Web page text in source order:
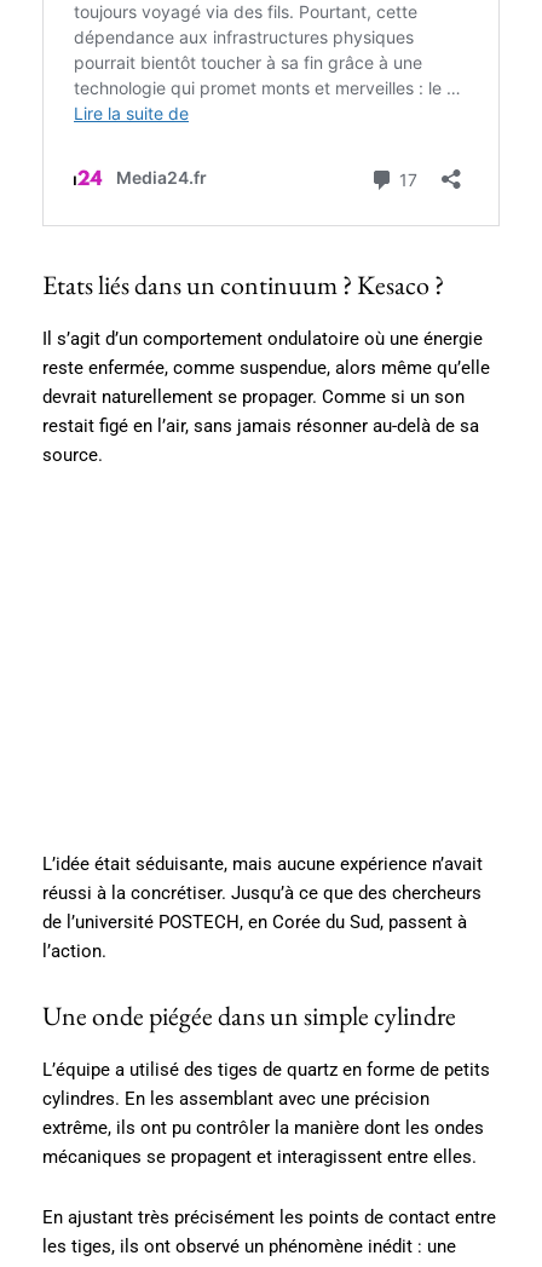
Etats liés dans un continuum ? Kesaco ?
Il s’agit d’un comportement ondulatoire où une énergie
reste enfermée, comme suspendue, alors même qu’elle
devrait naturellement se propager. Comme si un son
restait figé en l’air, sans jamais résonner au-delà de sa
source.
L’idée était séduisante, mais aucune expérience n’avait
réussi à la concrétiser. Jusqu’à ce que des chercheurs
de l’université POSTECH, en Corée du Sud, passent à
l’action.
Une onde piégée dans un simple cylindre
L’équipe a utilisé des tiges de quartz en forme de petits
cylindres. En les assemblant avec une précision
extrême, ils ont pu contrôler la manière dont les ondes
mécaniques se propagent et interagissent entre elles.
En ajustant très précisément les points de contact entre
les tiges, ils ont observé un phénomène inédit : une